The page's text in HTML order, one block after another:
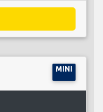
MINI